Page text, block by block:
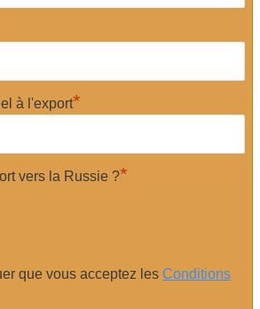
à l'export*
vers la Russie ?*
que vous acceptez les Conditions